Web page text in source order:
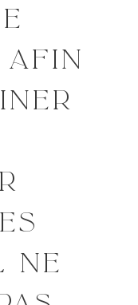
AFIN
NE